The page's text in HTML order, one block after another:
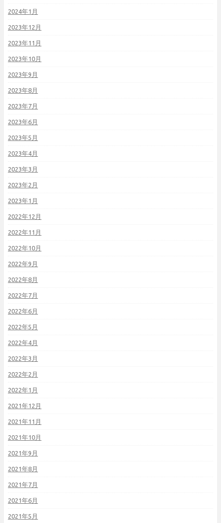
2024年1月
2023年12月
2023年11月
2023年10月
2023年9月
2023年8月
2023年7月
2023年6月
2023年5月
2023年4月
2023年3月
2023年2月
2023年1月
2022年12月
2022年11月
2022年10月
2022年9月
2022年8月
2022年7月
2022年6月
2022年5月
2022年4月
2022年3月
2022年2月
2022年1月
2021年12月
2021年11月
2021年10月
2021年9月
2021年8月
2021年7月
2021年6月
2021年5月